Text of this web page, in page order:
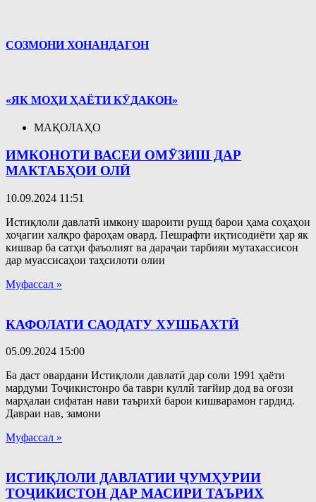
СОЗМОНИ ХОНАНДАГОН
«ЯК МОҲИ ҲАЁТИ КӮДАКОН»
МАҚОЛАҲО
ИМКОНОТИ ВАСЕИ ОМӮЗИШ ДАР
МАКТАБҲОИ ОЛӢ
10.09.2024 11:51
Истиқлоли давлатӣ имкону шароити рушд барои ҳама соҳаҳои
хоҷагии халқро фароҳам овард. Пешрафти иқтисодиёти ҳар як
кишвар ба сатҳи фаъолият ва дараҷаи тарбияи мутахассисон
дар муассисаҳои таҳсилоти олии
Муфассал »
КАФОЛАТИ САОДАТУ ХУШБАХТӢ
05.09.2024 15:00
Ба даст овардани Истиқлоли давлатӣ дар соли 1991 ҳаёти
мардуми Тоҷикистонро ба таври куллӣ тағйир дод ва оғози
марҳалаи сифатан нави таърихӣ барои кишварамон гардид.
Давраи нав, замони
Муфассал »
ИСТИҚЛОЛИ ДАВЛАТИИ ҶУМҲУРИИ
ТОҶИКИСТОН ДАР МАСИРИ ТАЪРИХ